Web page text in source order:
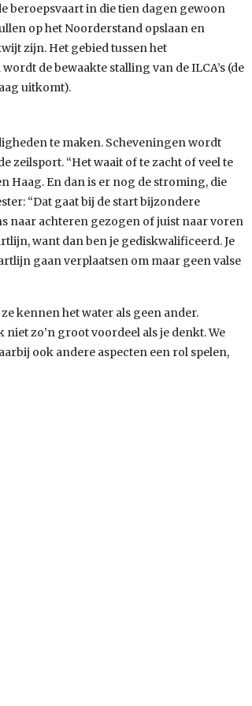
beroepsvaart in die tien dagen gewoon
op het Noorderstand opslaan en
zijn. Het gebied tussen het
de bewaakte stalling van de ILCA’s (de
uitkomt).
te maken. Scheveningen wordt
zeilsport. “Het waait of te zacht of veel te
Haag. En dan is er nog de stroming, die
“Dat gaat bij de start bijzondere
naar achteren gezogen of juist naar voren
want dan ben je gediskwalificeerd. Je
gaan verplaatsen om maar geen valse
kennen het water als geen ander.
zo’n groot voordeel als je denkt. We
ook andere aspecten een rol spelen,